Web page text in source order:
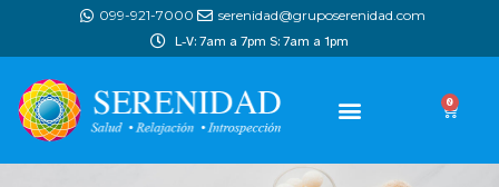
099-921-7000 serenidad@gruposerenidad.com
L-V: 7am a 7pm S: 7am a 1pm
0